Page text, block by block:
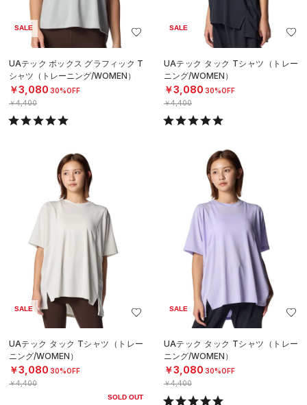
SALE
UAテック ボックス グラフィック T
シャツ（トレーニング/WOMEN）
￥3,080 30%OFF
￥4,400
SALE
UAテック タック Tシャツ（トレー
ニング/WOMEN）
￥3,080 30%OFF
￥4,400
SALE
UAテック タック Tシャツ（トレー
ニング/WOMEN）
￥3,080 30%OFF
￥4,400
SOLD OUT
SALE
UAテック タック Tシャツ（トレー
ニング/WOMEN）
￥3,080 30%OFF
￥4,400